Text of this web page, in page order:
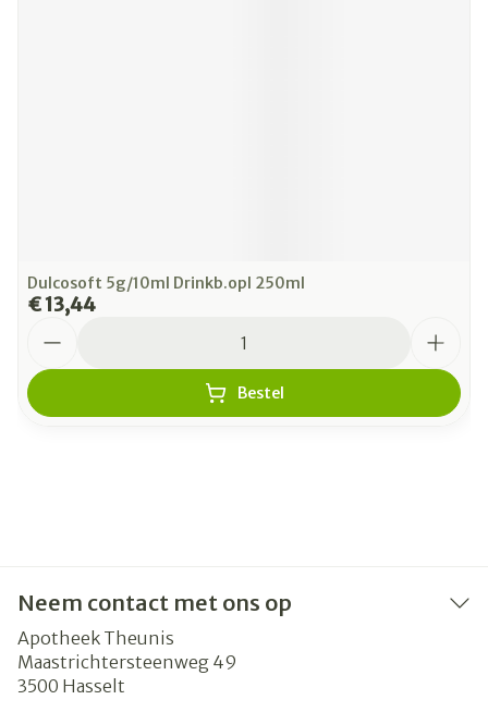
Dulcosoft 5g/10ml Drinkb.opl 250ml
€ 13,44
Bestel
Neem contact met ons op
Apotheek Theunis
Maastrichtersteenweg 49
3500 Hasselt